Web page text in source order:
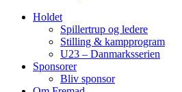
Holdet
Spillertrup og ledere
Stilling & kampprogram
U23 – Danmarksserien
Sponsorer
Bliv sponsor